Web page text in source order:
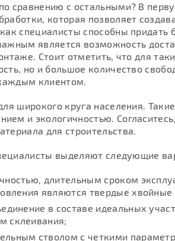
сравнению с остальными? В
которая позволяет
специалисты способны придать
является возможность
Стоит отметить, что для
но и большое количество
клиентом.
широкого круга населения.
и экологичностью.
для строительства.
выделяют следующие
длительным сроком
являются твердые
в составе идеальных
склеивания;
стволом с четкими